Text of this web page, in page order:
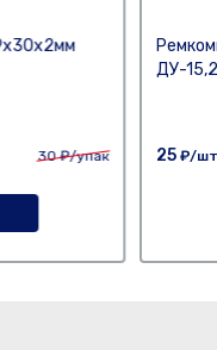
30₽/упак
ДУ-
25 ₽/